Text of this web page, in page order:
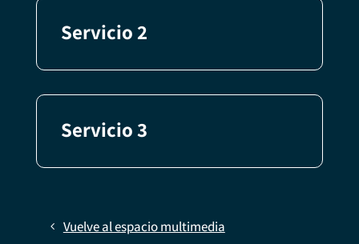
Servicio 2
Servicio 3
Vuelve al espacio multimedia